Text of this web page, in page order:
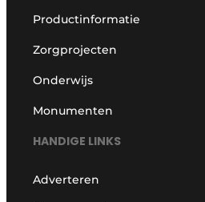
Productinformatie
Zorgprojecten
Onderwijs
Monumenten
HANDIGE LINKS
Adverteren